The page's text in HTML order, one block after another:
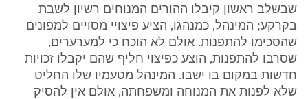
שבשלב ראשון קיבלו ההורים המנוחים רשיון לשבת
בקרקע; המינהל, כמנהגו, הציע פיצויי מסויים למפונים
שהסכימו להתפנות. אולם לא הוכח כי למערערים,
שסרבו להתפנות, הוצע כפיצוי חליף שהם יקבלו זכויות
חדשות במקום בו ישבו. המינהל מטעמיו שלו החליט
שלא לפנות את המנוחה ומשפחתה, אולם אין להסיק